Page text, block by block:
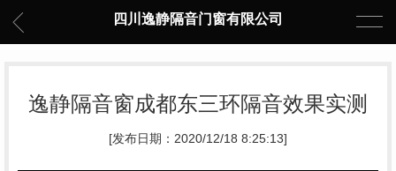
四川逸静隔音门窗有限公司
逸静隔音窗成都东三环隔音效果实测
[发布日期：2020/12/18 8:25:13]